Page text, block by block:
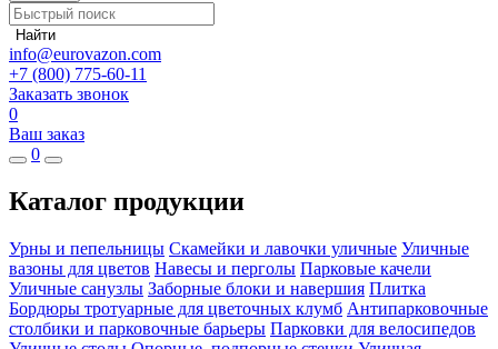
Найти
info@eurovazon.com
+7 (800) 775-60-11
Заказать звонок
0
Ваш заказ
0
Каталог продукции
Урны и пепельницы Скамейки и лавочки уличные Уличные
вазоны для цветов Навесы и перголы Парковые качели
Уличные санузлы Заборные блоки и навершия Плитка
Бордюры тротуарные для цветочных клумб Антипарковочные
столбики и парковочные барьеры Парковки для велосипедов